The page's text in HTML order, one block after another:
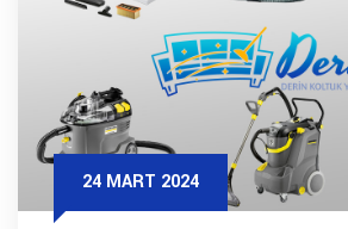
24 MART 2024